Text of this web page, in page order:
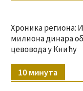
Хроника региона:
милиона динара
цевовода у Книћу
10 минута